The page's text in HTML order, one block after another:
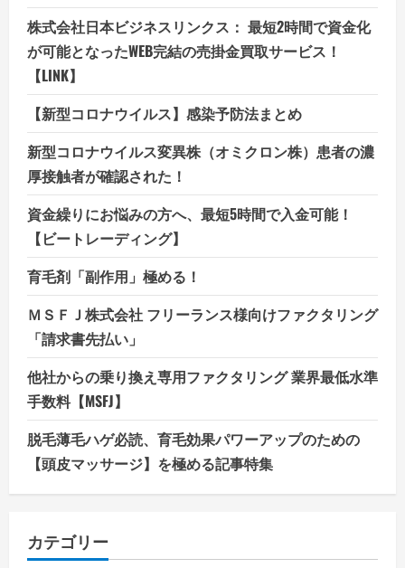
株式会社日本ビジネスリンクス： 最短2時間で資金化
が可能となったWEB完結の売掛金買取サービス！
【LINK】
【新型コロナウイルス】感染予防法まとめ
新型コロナウイルス変異株（オミクロン株）患者の濃
厚接触者が確認された！
資金繰りにお悩みの方へ、最短5時間で入金可能！
【ビートレーディング】
育毛剤「副作用」極める！
ＭＳＦＪ株式会社 フリーランス様向けファクタリング
「請求書先払い」
他社からの乗り換え専用ファクタリング 業界最低水準
手数料【MSFJ】
脱毛薄毛ハゲ必読、育毛効果パワーアップのための
【頭皮マッサージ】を極める記事特集
カテゴリー